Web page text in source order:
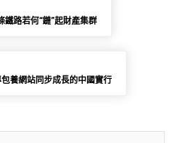
鐵路若何“鏈”起財產集群
養網站同步成長的中國實行